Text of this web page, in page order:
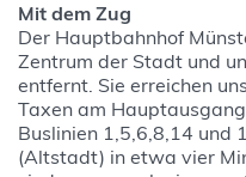
Mit dem Zug
Der Hauptbahnhof
Zentrum der Stadt und
entfernt. Sie erreichen
Taxen am
Buslinien 1,5,6,8,14 und
(Altstadt) in etwa vier